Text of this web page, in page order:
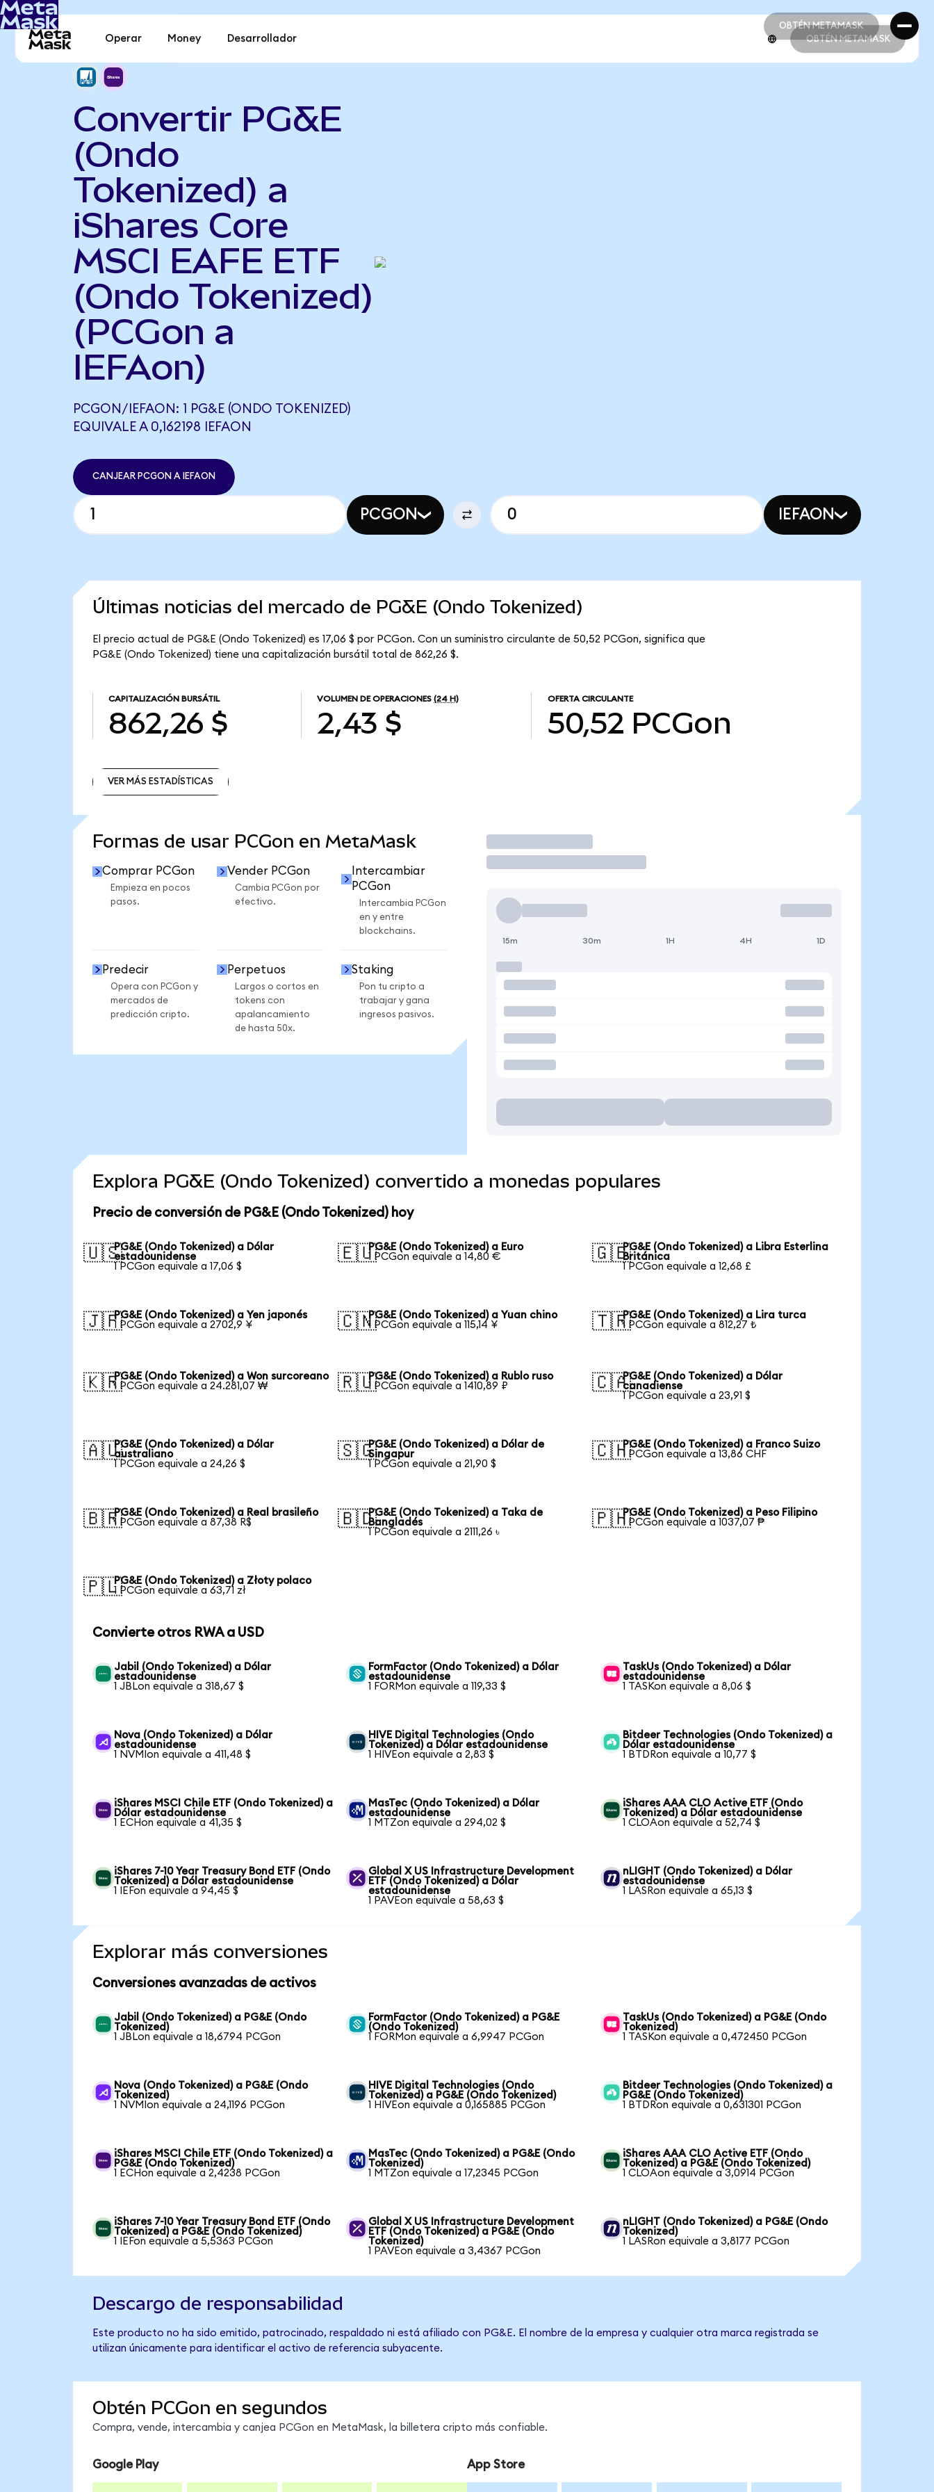
OBTÉN METAMASK
OBTÉN METAMASK
Operar Money Desarrollador OBTÉN METAMASK
Convertir PG&E
(Ondo
Tokenized) a
iShares Core
MSCI EAFE ETF
(Ondo Tokenized)
(PCGon a
IEFAon)
PCGON/IEFAON: 1 PG&E (ONDO TOKENIZED)
EQUIVALE A 0,162198 IEFAON
CANJEAR PCGON A IEFAON
PCGON IEFAON
Últimas noticias del mercado de PG&E (Ondo Tokenized)
El precio actual de PG&E (Ondo Tokenized) es 17,06 $ por PCGon. Con un suministro circulante de 50,52 PCGon, significa que
PG&E (Ondo Tokenized) tiene una capitalización bursátil total de 862,26 $.
CAPITALIZACIÓN BURSÁTIL
862,26 $
VOLUMEN DE OPERACIONES (24 H)
2,43 $
OFERTA CIRCULANTE
50,52 PCGon
VER MÁS ESTADÍSTICAS
Formas de usar PCGon en MetaMask
Comprar PCGon
Empieza en pocos
pasos.
Vender PCGon
Cambia PCGon por
efectivo.
Intercambiar
PCGon
Intercambia PCGon
en y entre
blockchains.
Predecir
Opera con PCGon y
mercados de
predicción cripto.
Perpetuos
Largos o cortos en
tokens con
apalancamiento
de hasta 50x.
Staking
Pon tu cripto a
trabajar y gana
ingresos pasivos.
Operar
15m 30m 1H 4H 1D
Explora PG&E (Ondo Tokenized) convertido a monedas populares
Precio de conversión de PG&E (Ondo Tokenized) hoy
🇺🇸PG&E (Ondo Tokenized) a Dólar
estadounidense
1 PCGon equivale a 17,06 $
🇪🇺PG&E (Ondo Tokenized) a Euro
1 PCGon equivale a 14,80 €
🇬🇧PG&E (Ondo Tokenized) a Libra Esterlina
Británica
1 PCGon equivale a 12,68 £
🇯🇵PG&E (Ondo Tokenized) a Yen japonés
1 PCGon equivale a 2702,9 ¥
🇨🇳PG&E (Ondo Tokenized) a Yuan chino
1 PCGon equivale a 115,14 ¥
🇹🇷PG&E (Ondo Tokenized) a Lira turca
1 PCGon equivale a 812,27 ₺
🇰🇷PG&E (Ondo Tokenized) a Won surcoreano
1 PCGon equivale a 24.281,07 ₩
🇷🇺PG&E (Ondo Tokenized) a Rublo ruso
1 PCGon equivale a 1410,89 ₽
🇨🇦PG&E (Ondo Tokenized) a Dólar
canadiense
1 PCGon equivale a 23,91 $
🇦🇺PG&E (Ondo Tokenized) a Dólar
australiano
1 PCGon equivale a 24,26 $
🇸🇬PG&E (Ondo Tokenized) a Dólar de
Singapur
1 PCGon equivale a 21,90 $
🇨🇭PG&E (Ondo Tokenized) a Franco Suizo
1 PCGon equivale a 13,86 CHF
🇧🇷PG&E (Ondo Tokenized) a Real brasileño
1 PCGon equivale a 87,38 R$
🇧🇩PG&E (Ondo Tokenized) a Taka de
Bangladés
1 PCGon equivale a 2111,26 ৳
🇵🇭PG&E (Ondo Tokenized) a Peso Filipino
1 PCGon equivale a 1037,07 ₱
🇵🇱PG&E (Ondo Tokenized) a Złoty polaco
1 PCGon equivale a 63,71 zł
Convierte otros RWA a USD
Jabil (Ondo Tokenized) a Dólar
estadounidense
1 JBLon equivale a 318,67 $
FormFactor (Ondo Tokenized) a Dólar
estadounidense
1 FORMon equivale a 119,33 $
TaskUs (Ondo Tokenized) a Dólar
estadounidense
1 TASKon equivale a 8,06 $
Nova (Ondo Tokenized) a Dólar
estadounidense
1 NVMIon equivale a 411,48 $
HIVE Digital Technologies (Ondo
Tokenized) a Dólar estadounidense
1 HIVEon equivale a 2,83 $
Bitdeer Technologies (Ondo Tokenized) a
Dólar estadounidense
1 BTDRon equivale a 10,77 $
iShares MSCI Chile ETF (Ondo Tokenized) a
Dólar estadounidense
1 ECHon equivale a 41,35 $
MasTec (Ondo Tokenized) a Dólar
estadounidense
1 MTZon equivale a 294,02 $
iShares AAA CLO Active ETF (Ondo
Tokenized) a Dólar estadounidense
1 CLOAon equivale a 52,74 $
iShares 7-10 Year Treasury Bond ETF (Ondo
Tokenized) a Dólar estadounidense
1 IEFon equivale a 94,45 $
Global X US Infrastructure Development
ETF (Ondo Tokenized) a Dólar
estadounidense
1 PAVEon equivale a 58,63 $
nLIGHT (Ondo Tokenized) a Dólar
estadounidense
1 LASRon equivale a 65,13 $
Explorar más conversiones
Conversiones avanzadas de activos
Jabil (Ondo Tokenized) a PG&E (Ondo
Tokenized)
1 JBLon equivale a 18,6794 PCGon
FormFactor (Ondo Tokenized) a PG&E
(Ondo Tokenized)
1 FORMon equivale a 6,9947 PCGon
TaskUs (Ondo Tokenized) a PG&E (Ondo
Tokenized)
1 TASKon equivale a 0,472450 PCGon
Nova (Ondo Tokenized) a PG&E (Ondo
Tokenized)
1 NVMIon equivale a 24,1196 PCGon
HIVE Digital Technologies (Ondo
Tokenized) a PG&E (Ondo Tokenized)
1 HIVEon equivale a 0,165885 PCGon
Bitdeer Technologies (Ondo Tokenized) a
PG&E (Ondo Tokenized)
1 BTDRon equivale a 0,631301 PCGon
iShares MSCI Chile ETF (Ondo Tokenized) a
PG&E (Ondo Tokenized)
1 ECHon equivale a 2,4238 PCGon
MasTec (Ondo Tokenized) a PG&E (Ondo
Tokenized)
1 MTZon equivale a 17,2345 PCGon
iShares AAA CLO Active ETF (Ondo
Tokenized) a PG&E (Ondo Tokenized)
1 CLOAon equivale a 3,0914 PCGon
iShares 7-10 Year Treasury Bond ETF (Ondo
Tokenized) a PG&E (Ondo Tokenized)
1 IEFon equivale a 5,5363 PCGon
Global X US Infrastructure Development
ETF (Ondo Tokenized) a PG&E (Ondo
Tokenized)
1 PAVEon equivale a 3,4367 PCGon
nLIGHT (Ondo Tokenized) a PG&E (Ondo
Tokenized)
1 LASRon equivale a 3,8177 PCGon
Descargo de responsabilidad
Este producto no ha sido emitido, patrocinado, respaldado ni está afiliado con PG&E. El nombre de la empresa y cualquier otra marca registrada se
utilizan únicamente para identificar el activo de referencia subyacente.
Obtén PCGon en segundos
Compra, vende, intercambia y canjea PCGon en MetaMask, la billetera cripto más confiable.
Google Play App Store